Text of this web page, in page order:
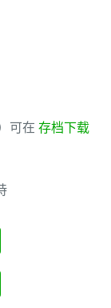
可在 存档下载